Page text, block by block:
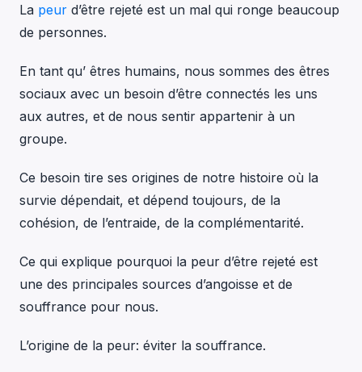
La peur d’être rejeté est un mal qui ronge beaucoup
de personnes.
En tant qu’ êtres humains, nous sommes des êtres
sociaux avec un besoin d’être connectés les uns
aux autres, et de nous sentir appartenir à un
groupe.
Ce besoin tire ses origines de notre histoire où la
survie dépendait, et dépend toujours, de la
cohésion, de l’entraide, de la complémentarité.
Ce qui explique pourquoi la peur d’être rejeté est
une des principales sources d’angoisse et de
souffrance pour nous.
L’origine de la peur: éviter la souffrance.